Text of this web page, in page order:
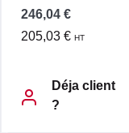
246,04 €
205,03 € HT
Déja client
?